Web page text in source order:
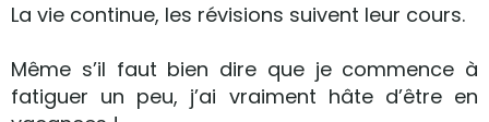
La vie continue, les révisions suivent leur cours.
Même s’il faut bien dire que je commence à
fatiguer un peu, j’ai vraiment hâte d’être en